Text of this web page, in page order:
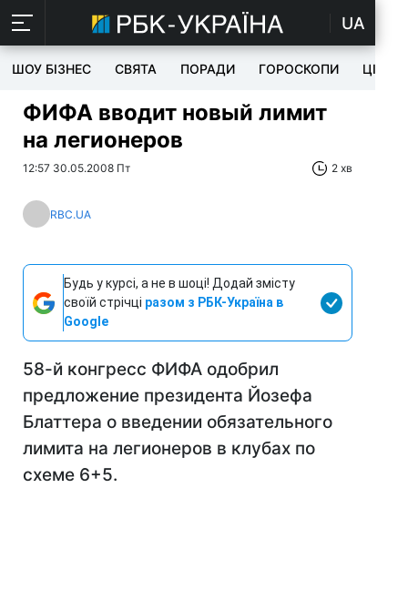
UA
ШОУ БІЗНЕС СВЯТА ПОРАДИ ГОРОСКОПИ ЦІКАВЕ
ФИФА вводит новый лимит
на легионеров
12:57 30.05.2008 Пт 2 хв
RBC.UA
Будь у курсі, а не в шоці! Додай змісту
своїй стрічці разом з РБК-Україна в
Google
58-й конгресс ФИФА одобрил
предложение президента Йозефа
Блаттера о введении обязательного
лимита на легионеров в клубах по
схеме 6+5.